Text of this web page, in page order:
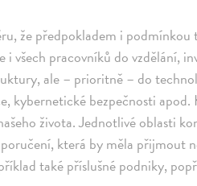
že předpokladem i
i všech pracovníků do vzdělání,
ale – prioritně – do
kybernetické bezpečnosti
života. Jednotlivé oblasti
která by měla přijmout
také příslušné podniky,